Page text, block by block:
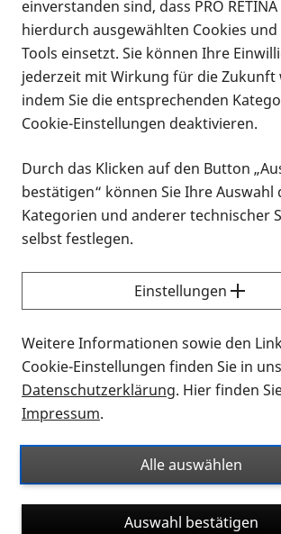
Infomaterial
Infomaterial
Vorlesen
Alle Infomaterialien in
Formaten an einem Ort
Sie möchten wissen, wie Sie nach
suchen und dieses bestellen bzw.
können? Schauen Sie sich die
Thema Infomaterial auf der PRO
für blinde und sehbehinderte
Auf dieser Seite finden Sie sämtliches
Ort. Nutzen Sie den Formatfilter, um
nach Flyern und Broschüren, Audios
suchen. Die meisten Flyer und
verschiedenen Formaten angeboten:
einverstanden sind, dass PRO RETINA
hierdurch ausgewählten Cookies
Tools einsetzt. Sie können Ihre
jederzeit mit Wirkung für die Zukunft
indem Sie die entsprechenden
Cookie-Einstellungen deaktivieren.
Durch das Klicken auf den Button
bestätigen“ können Sie Ihre Auswahl
Kategorien und anderer technischer
selbst festlegen.
Einstellungen
Weitere Informationen sowie den
Cookie-Einstellungen finden Sie in
Datenschutzerklärung. Hier finden
Impressum.
Alle auswählen
Auswahl bestätigen